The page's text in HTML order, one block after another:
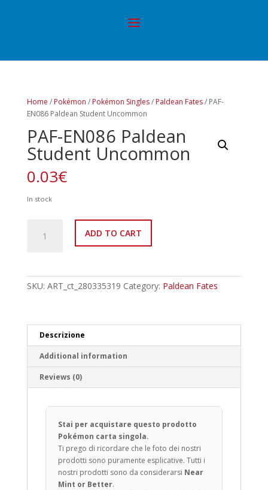
Home / Pokémon / Pokémon Singles/ Paldean Fates/ PAF-
EN086 Paldean Student Uncommon
PAF-EN086 Paldean
Student Uncommon
0.03€
In stock
EN086
quantity
ADD TO CART
SKU: ART_ct_280335319 Category: Paldean Fates
Descrizione
Additional information
Reviews (0)
Stai per acquistare questo prodotto
Pokémon carta singola.
Ti prego di ricordare che le foto dei nostri
prodotti sono puramente esplicative. Tutti i
nostri prodotti sono da considerarsi Near
Mint or Better.